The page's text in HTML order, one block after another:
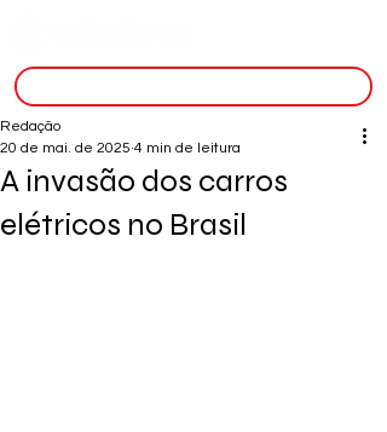
A invasão dos carros
elétricos no Brasil
Redação
20 de mai. de 2025 4 min de leitura